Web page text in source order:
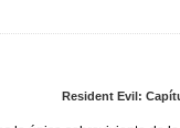
Resident Evil: